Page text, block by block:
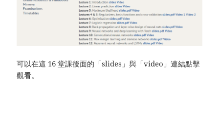
可以在這 16 堂課後面的「slides」與「video」連結點擊
觀看。